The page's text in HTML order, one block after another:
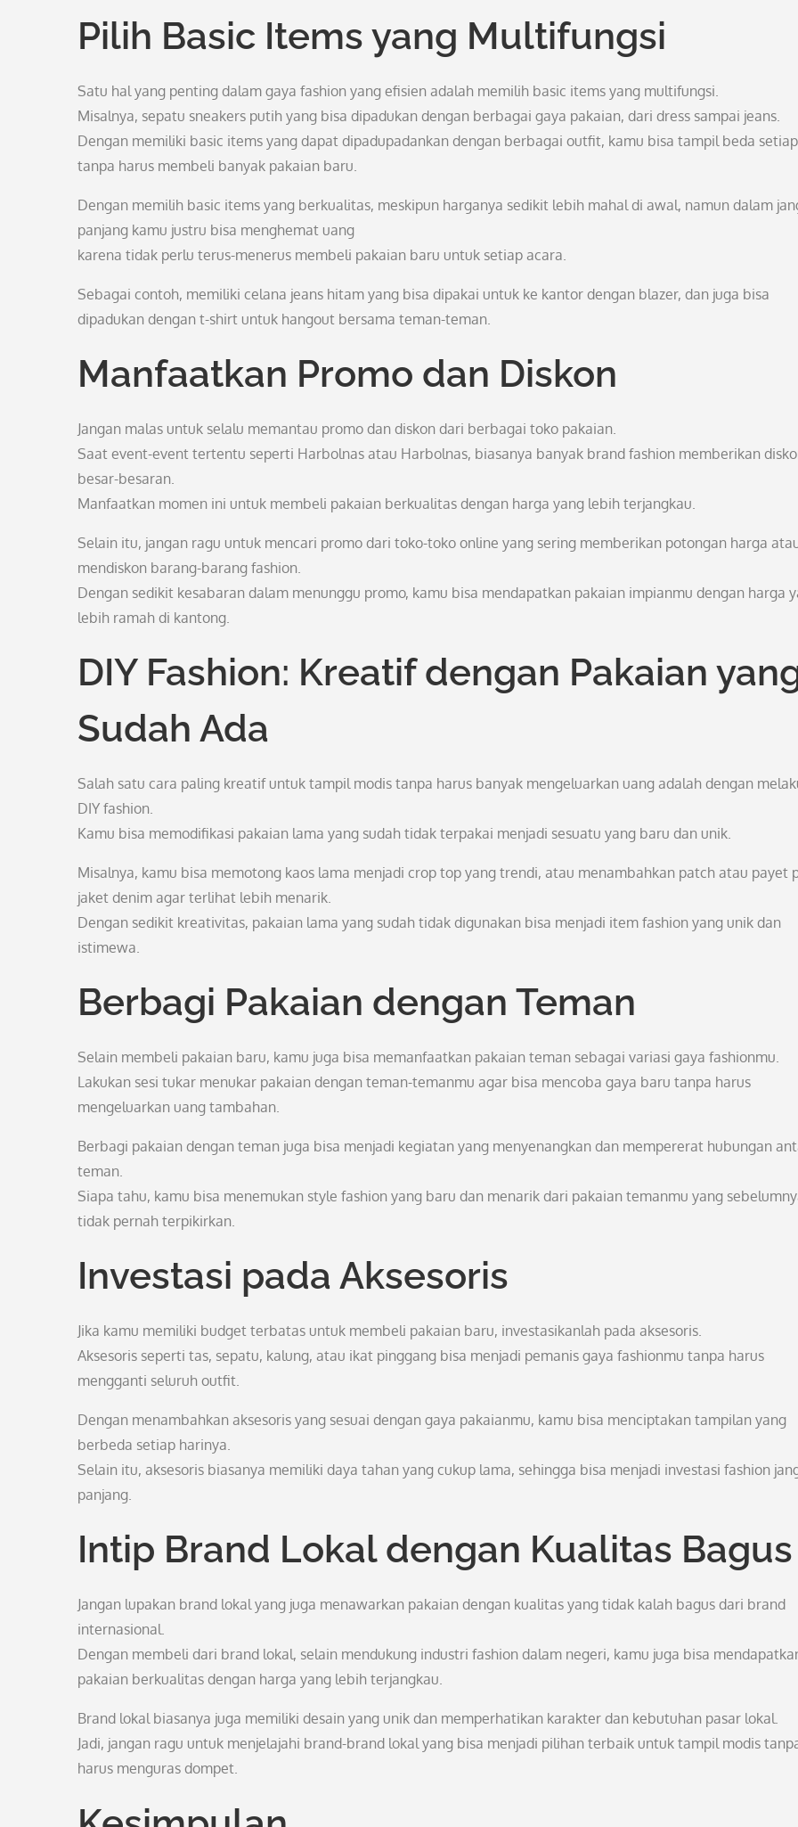
Pilih Basic Items yang Multifungsi
Satu hal yang penting dalam gaya fashion yang efisien adalah memilih basic items yang multifungsi.
Misalnya, sepatu sneakers putih yang bisa dipadukan dengan berbagai gaya pakaian, dari dress sampai jeans.
Dengan memiliki basic items yang dapat dipadupadankan dengan berbagai outfit, kamu bisa tampil beda
tanpa harus membeli banyak pakaian baru.
Dengan memilih basic items yang berkualitas, meskipun harganya sedikit lebih mahal di awal, namun dalam
panjang kamu justru bisa menghemat uang
karena tidak perlu terus-menerus membeli pakaian baru untuk setiap acara.
Sebagai contoh, memiliki celana jeans hitam yang bisa dipakai untuk ke kantor dengan blazer, dan juga bisa
dipadukan dengan t-shirt untuk hangout bersama teman-teman.
Manfaatkan Promo dan Diskon
Jangan malas untuk selalu memantau promo dan diskon dari berbagai toko pakaian.
Saat event-event tertentu seperti Harbolnas atau Harbolnas, biasanya banyak brand fashion memberikan
besar-besaran.
Manfaatkan momen ini untuk membeli pakaian berkualitas dengan harga yang lebih terjangkau.
Selain itu, jangan ragu untuk mencari promo dari toko-toko online yang sering memberikan potongan harga
mendiskon barang-barang fashion.
Dengan sedikit kesabaran dalam menunggu promo, kamu bisa mendapatkan pakaian impianmu dengan harga
lebih ramah di kantong.
DIY Fashion: Kreatif dengan Pakaian
Sudah Ada
Salah satu cara paling kreatif untuk tampil modis tanpa harus banyak mengeluarkan uang adalah dengan
DIY fashion.
Kamu bisa memodifikasi pakaian lama yang sudah tidak terpakai menjadi sesuatu yang baru dan unik.
Misalnya, kamu bisa memotong kaos lama menjadi crop top yang trendi, atau menambahkan patch atau payet
jaket denim agar terlihat lebih menarik.
Dengan sedikit kreativitas, pakaian lama yang sudah tidak digunakan bisa menjadi item fashion yang unik dan
istimewa.
Berbagi Pakaian dengan Teman
Selain membeli pakaian baru, kamu juga bisa memanfaatkan pakaian teman sebagai variasi gaya fashionmu.
Lakukan sesi tukar menukar pakaian dengan teman-temanmu agar bisa mencoba gaya baru tanpa harus
mengeluarkan uang tambahan.
Berbagi pakaian dengan teman juga bisa menjadi kegiatan yang menyenangkan dan mempererat hubungan
teman.
Siapa tahu, kamu bisa menemukan style fashion yang baru dan menarik dari pakaian temanmu yang
tidak pernah terpikirkan.
Investasi pada Aksesoris
Jika kamu memiliki budget terbatas untuk membeli pakaian baru, investasikanlah pada aksesoris.
Aksesoris seperti tas, sepatu, kalung, atau ikat pinggang bisa menjadi pemanis gaya fashionmu tanpa harus
mengganti seluruh outfit.
Dengan menambahkan aksesoris yang sesuai dengan gaya pakaianmu, kamu bisa menciptakan tampilan yang
berbeda setiap harinya.
Selain itu, aksesoris biasanya memiliki daya tahan yang cukup lama, sehingga bisa menjadi investasi fashion
panjang.
Intip Brand Lokal dengan Kualitas Bagus
Jangan lupakan brand lokal yang juga menawarkan pakaian dengan kualitas yang tidak kalah bagus dari brand
internasional.
Dengan membeli dari brand lokal, selain mendukung industri fashion dalam negeri, kamu juga bisa
pakaian berkualitas dengan harga yang lebih terjangkau.
Brand lokal biasanya juga memiliki desain yang unik dan memperhatikan karakter dan kebutuhan pasar lokal.
Jadi, jangan ragu untuk menjelajahi brand-brand lokal yang bisa menjadi pilihan terbaik untuk tampil modis
harus menguras dompet.